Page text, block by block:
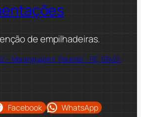
de empilhadeiras.
– Maranguape II, Paulista – PE, 53421-
Facebook WhatsApp